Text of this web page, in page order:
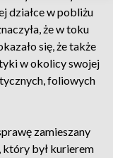
działce w pobliżu
że w toku
się, że także
w okolicy swojej
foliowych
zamieszany
który był kurierem